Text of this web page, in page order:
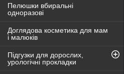
Пелюшки вбиральні
одноразові
Доглядова косметика для мам
і малюків
Підгузки для дорослих,
урологічні прокладки